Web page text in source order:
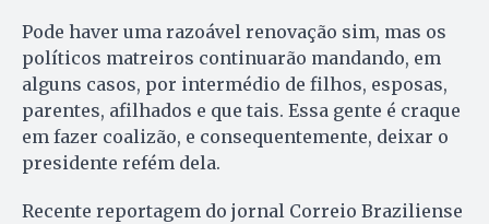
Pode haver uma razoável renovação sim, mas os
políticos matreiros continuarão mandando, em
al­guns casos, por intermédio de fi­lhos, esposas,
parentes, afilhados e que tais. Essa gente é craque
em fa­zer coalizão, e consequentemente, deixar o
presidente refém dela.
Recente reportagem do jornal Correio Braziliense